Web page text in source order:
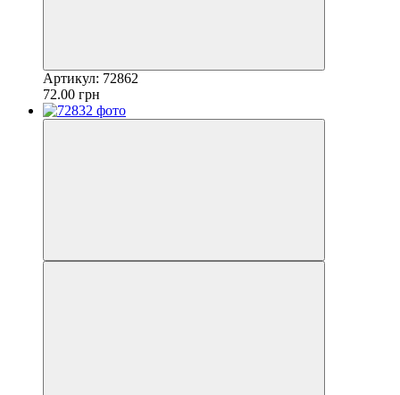
Артикул: 72862
72.00 грн